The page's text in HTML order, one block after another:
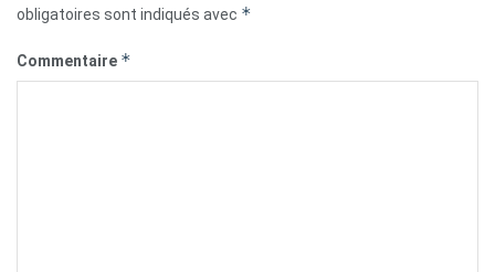
obligatoires sont indiqués avec *
Commentaire *